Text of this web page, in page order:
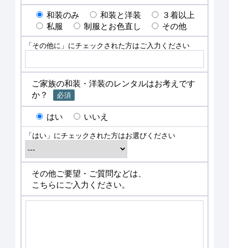
和装のみ
和装と洋装
３着以上
私服
制服とお色直し その他
「その他に」にチェックされた方はご入力ください
ご家族の和装・洋装のレンタルはお考えです
か？
必須
はい いいえ
「はい」にチェックされた方はお選びください
その他ご要望・ご質問などは、
こちらにご入力ください。